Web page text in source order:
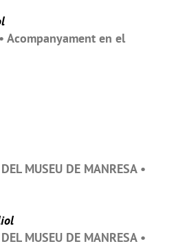
Acompanyament en el
MUSEU DE MANRESA •
MUSEU DE MANRESA •